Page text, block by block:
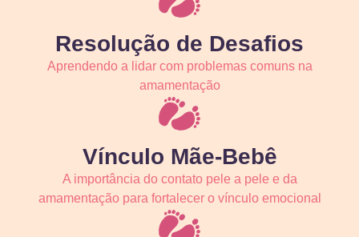
Resolução de Desafios
Aprendendo a lidar com problemas comuns na
amamentação
Vínculo Mãe-Bebê
A importância do contato pele a pele e da
amamentação para fortalecer o vínculo emocional